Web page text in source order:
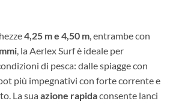
4,25 m e 4,50 m, entrambe con
, la Aerlex Surf è ideale per
di pesca: dalle spiagge con
più impegnativi con forte corrente e
La sua azione rapidaconsente lanci